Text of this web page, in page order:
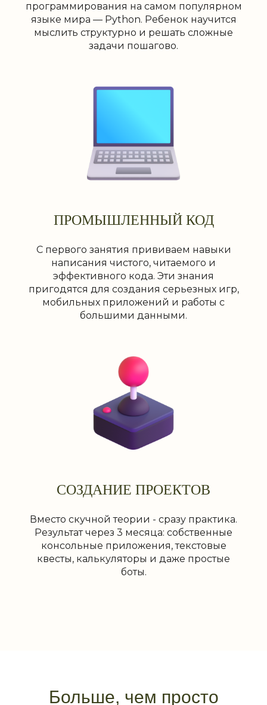
программирования на самом популярном
языке мира — Python. Ребенок научится
мыслить структурно и решать сложные
задачи пошагово.
ПРОМЫШЛЕННЫЙ КОД
С первого занятия прививаем навыки
написания чистого, читаемого и
эффективного кода. Эти знания
пригодятся для создания серьезных игр,
мобильных приложений и работы с
большими данными.
СОЗДАНИЕ ПРОЕКТОВ
Вместо скучной теории - сразу практика.
Результат через 3 месяца: собственные
консольные приложения, текстовые
квесты, калькуляторы и даже простые
боты.
Больше, чем просто